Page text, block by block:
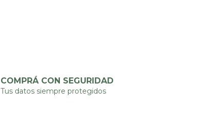
COMPRÁ CON SEGURIDAD
Tus datos siempre protegidos